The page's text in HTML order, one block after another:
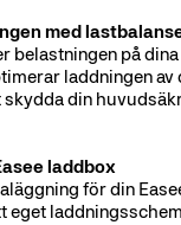
med
belastningen på
laddningen av
din
laddbox
för din
eget